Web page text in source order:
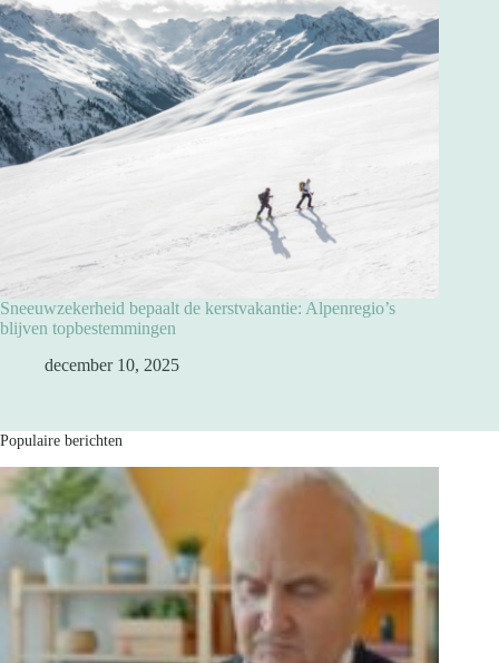
Sneeuwzekerheid bepaalt de kerstvakantie: Alpenregio’s
blijven topbestemmingen
december 10, 2025
Populaire berichten